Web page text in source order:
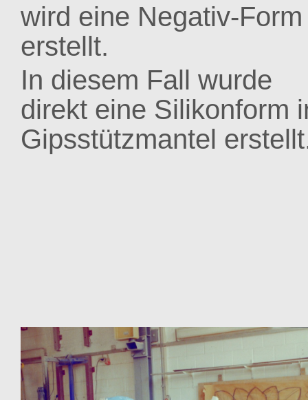
wird eine Negativ-Form
erstellt.
In diesem Fall wurde
direkt eine Silikonform
Gipsstützmantel